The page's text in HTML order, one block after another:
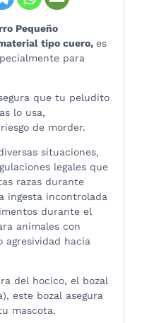
Pequeño
tipo cuero, es
para
que tu peludito
lo usa,
de morder.
situaciones,
legales que
razas durante
ingesta incontrolada
durante el
animales con
agresividad hacia
del hocico, el bozal
este bozal asegura
mascota.